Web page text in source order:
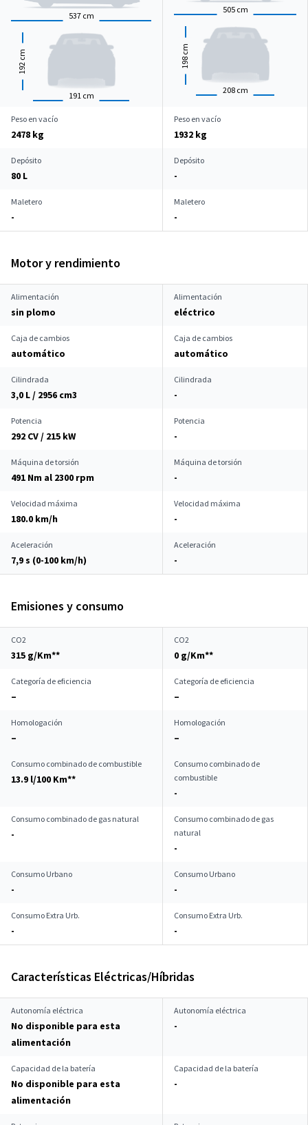
537 cm
191 cm
192
cm
505 cm
208 cm
198
cm
Peso en vacío
2478 kg
Peso en vacío
1932 kg
Depósito
80 L
Depósito
-
Maletero
-
Maletero
-
Motor y rendimiento
Alimentación
sin plomo
Alimentación
eléctrico
Caja de cambios
automático
Caja de cambios
automático
Cilindrada
3,0 L / 2956 cm3
Cilindrada
-
Potencia
292 CV / 215 kW
Potencia
-
Máquina de torsión
491 Nm al 2300 rpm
Máquina de torsión
-
Velocidad máxima
180.0 km/h
Velocidad máxima
-
Aceleración
7,9 s (0-100 km/h)
Aceleración
-
Emisiones y consumo
CO2
315 g/Km**
CO2
0 g/Km**
Categoría de eficiencia
–
Categoría de eficiencia
–
Homologación
–
Homologación
–
Consumo combinado de combustible
13.9 l/100 Km**
Consumo combinado de
combustible
-
Consumo combinado de gas natural
-
Consumo combinado de gas
natural
-
Consumo Urbano
-
Consumo Urbano
-
Consumo Extra Urb.
-
Consumo Extra Urb.
-
Características Eléctricas/Híbridas
Autonomía eléctrica
No disponible para esta
alimentación
Autonomía eléctrica
-
Capacidad de la batería
No disponible para esta
alimentación
Capacidad de la batería
-